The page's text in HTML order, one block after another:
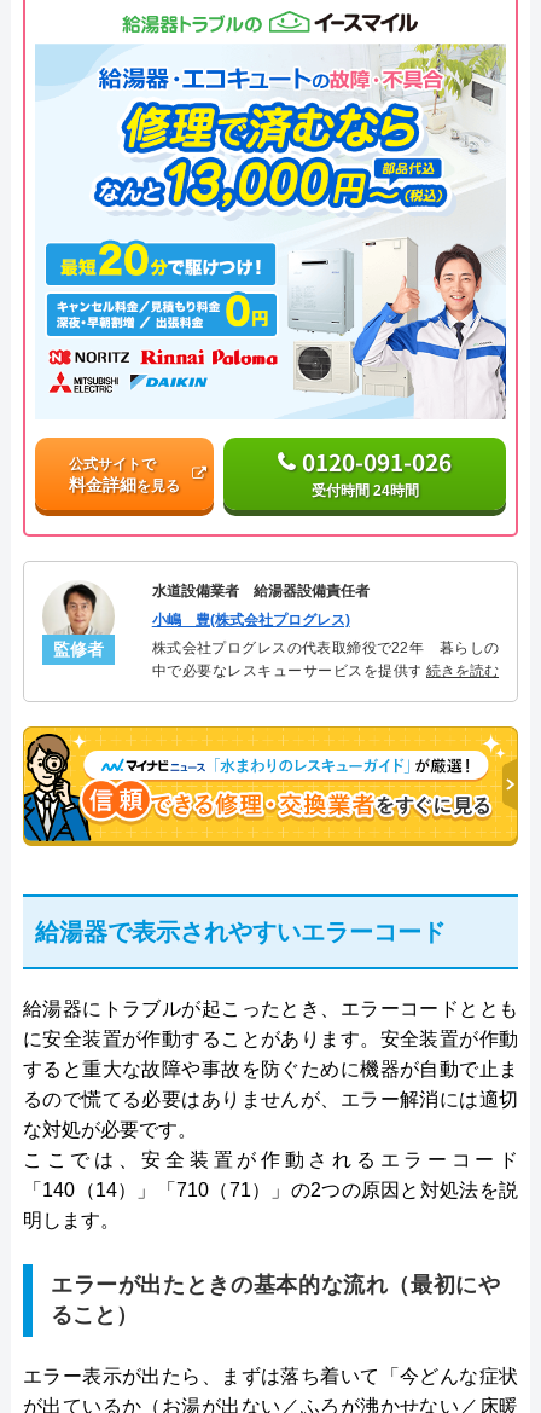
公式サイトで
料金詳細を見る
0120-091-026
受付時間 24時間
監修者
水道設備業者 給湯器設備責任者
小嶋 豊(株式会社プログレス)
株式会社プログレスの代表取締役で22年 暮らしの
中で必要なレスキューサービスを提供する株式会社
決。多くのお客様に信頼される「給湯器」のスペシ
ャリスト。
続きを読む
給湯器で表示されやすいエラーコード
給湯器にトラブルが起こったとき、エラーコードととも
に安全装置が作動することがあります。安全装置が作動
すると重大な故障や事故を防ぐために機器が自動で止ま
るので慌てる必要はありませんが、エラー解消には適切
な対処が必要です。
ここでは、安全装置が作動されるエラーコード
「140（14）」「710（71）」の2つの原因と対処法を説
明します。
エラーが出たときの基本的な流れ（最初にや
ること）
エラー表示が出たら、まずは落ち着いて「今どんな症状
が出ているか（お湯が出ない／ふろが沸かせない／床暖